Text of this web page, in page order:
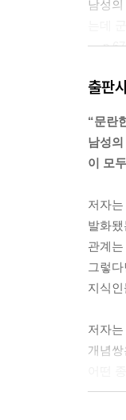
남성
--- p.67
나는
을 수
로렌
하게
--- p.101
붉은
온통
역겨
---
출판
“문란
남성
이 모
저자
발화
관계
그렇
지식
저자
개념